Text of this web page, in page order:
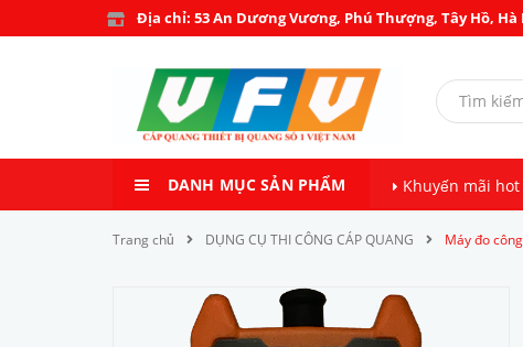
Địa chỉ: 53 An Dương Vương, Phú Thượng, Tây Hồ, Hà
DANH MỤC SẢN PHẨM Khuyến mãi hot
Trang chủ DỤNG CỤ THI CÔNG CÁP QUANG Máy đo